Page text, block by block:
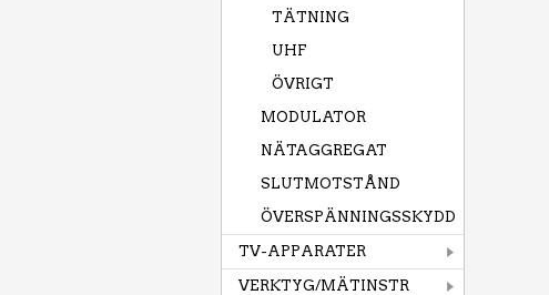
TÄTNING
UHF
ÖVRIGT
MODULATOR
NÄTAGGREGAT
SLUTMOTSTÅND
ÖVERSPÄNNINGSSKYDD
TV-APPARATER
VERKTYG/MÄTINSTR